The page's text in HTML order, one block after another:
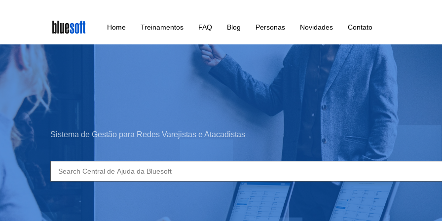
main
content
Home Treinamentos FAQ Blog Personas Novidades Contato
Sistema de Gestão para Redes Varejistas e Atacadistas
Search
for: